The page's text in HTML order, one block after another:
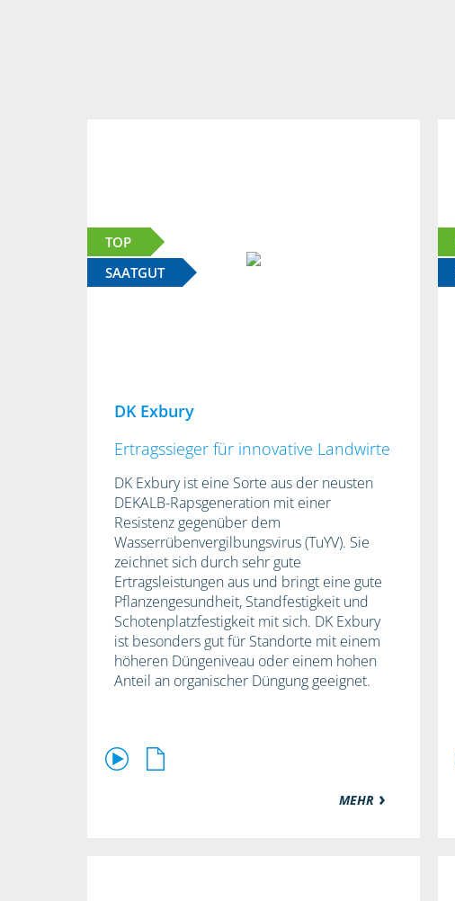
TOP
SAATGUT
DK Exbury
Ertragssieger für innovative Landwirte
DK Exbury ist eine Sorte aus der neusten
DEKALB-Rapsgeneration mit einer
Resistenz gegenüber dem
Wasserrübenvergilbungsvirus (TuYV). Sie
zeichnet sich durch sehr gute
Ertragsleistungen aus und bringt eine gute
Pflanzengesundheit, Standfestigkeit und
Schotenplatzfestigkeit mit sich. DK Exbury
ist besonders gut für Standorte mit einem
höheren Düngeniveau oder einem hohen
Anteil an organischer Düngung geeignet.
MEHR